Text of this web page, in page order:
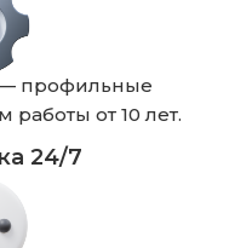
профильные
от 10 лет.
24/7